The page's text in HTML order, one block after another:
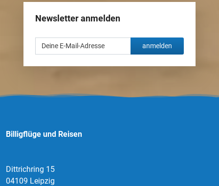
Newsletter anmelden
anmelden
Billigflüge und Reisen
Dittrichring 15
04109 Leipzig